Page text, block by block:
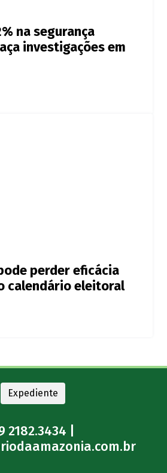
na segurança
investigações em
perder eficácia
calendário eleitoral
Expediente
2182.3434 |